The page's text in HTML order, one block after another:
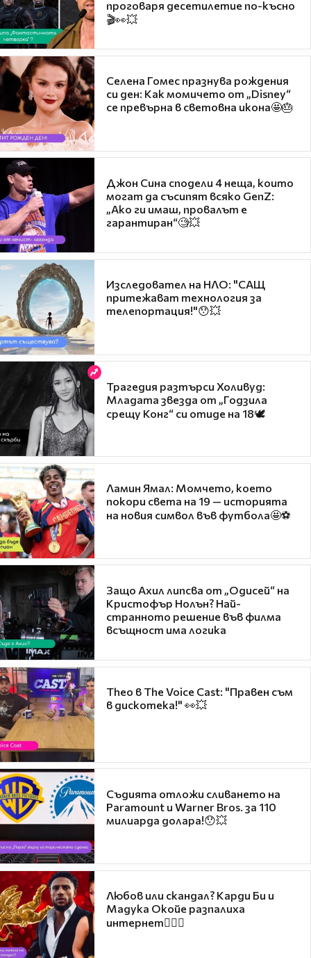
проговаря десетилетие по-късно
🎬👀💥
Селена Гомес празнува рождения
си ден: Как момичето от „Disney“
се превърна в световна икона🤩🎂
Джон Сина сподели 4 неща, които
могат да съсипят всяко GenZ:
„Ако ги имаш, провалът е
гарантиран“🧐💥
Изследовател на НЛО: "САЩ
притежават технология за
телепортация!"😯💥
Трагедия разтърси Холивуд:
Младата звезда от „Годзила
срещу Конг“ си отиде на 18🕊️
Ламин Ямал: Момчето, което
покори света на 19 — историята
на новия символ във футбола🤩⚽
Защо Ахил липсва от „Одисей“ на
Кристофър Нолън? Най-
странното решение във филма
всъщност има логика
Theo в The Voice Cast: "Правен съм
в дискотека!" 👀💥
Съдията отложи сливането на
Paramount и Warner Bros. за 110
милиарда долара!😯💥
Любов или скандал? Карди Би и
Мадука Окойе разпалиха
интернет❤️‍🔥🔥